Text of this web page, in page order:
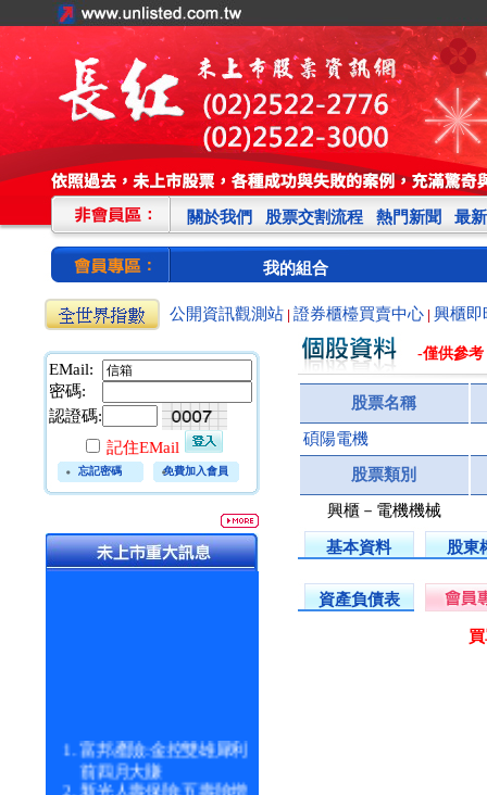
關於我們 股票交割流程 熱門新聞 最
我的組合
公開資訊觀測站 證券櫃檯買賣中心 興櫃即
EMail:
密碼:
認證碼:
記住EMail
忘記密碼 免費加入會員
富邦產險:金控雙雄犀利
前四月大賺
新光人壽保險:五壽險增
-僅供參考
股票名稱
碩陽電機
股票類別
興櫃－電機機械
基本資料 股東
資產負債表